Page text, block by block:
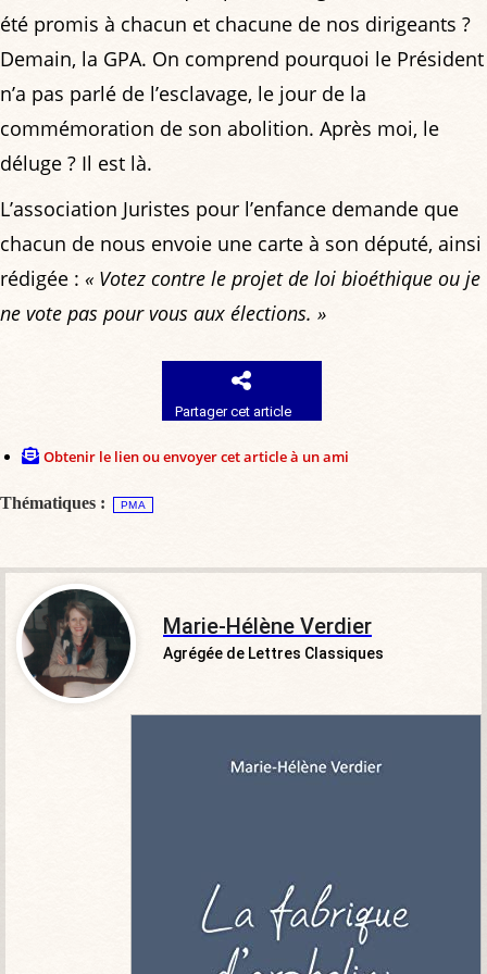
été promis à chacun et chacune de nos dirigeants ?
Demain, la GPA. On comprend pourquoi le Président
n’a pas parlé de l’esclavage, le jour de la
commémoration de son abolition. Après moi, le
déluge ? Il est là.
L’association Juristes pour l’enfance demande que
chacun de nous envoie une carte à son député, ainsi
rédigée : « Votez contre le projet de loi bioéthique ou je
ne vote pas pour vous aux élections. »
Partager cet article
Obtenir le lien ou envoyer cet article à un ami
Thématiques : PMA
Marie-Hélène Verdier
Agrégée de Lettres Classiques